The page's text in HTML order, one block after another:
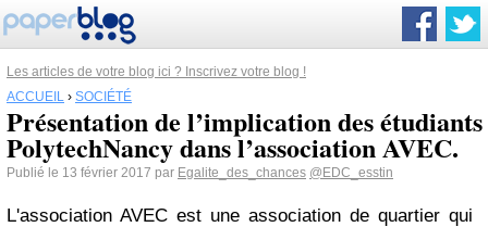
Les articles de votre blog ici ? Inscrivez votre blog !
ACCUEIL › SOCIÉTÉ
Présentation de l’implication des étudiants
PolytechNancy dans l’association AVEC.
Publié le 13 février 2017 par Egalite_des_chances @EDC_esstin
L'association AVEC est une association de quartier qui